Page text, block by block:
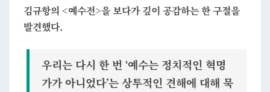
인
김규항의 <예수전>을 보다가 깊이 공감하는 한 구절을
발견했다.
우리는 다시 한 번 ‘예수는 정치적인 혁명
가가 아니었다’는 상투적인 견해에 대해 묵